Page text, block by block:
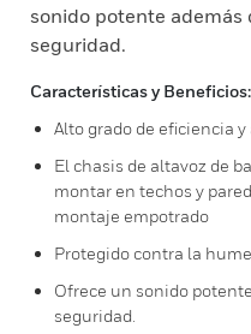
sonido potente además
seguridad.
Características y Beneficios:
Alto grado de eficiencia
El chasis de altavoz de
montar en techos y
montaje empotrado
Protegido contra la
Ofrece un sonido
seguridad.